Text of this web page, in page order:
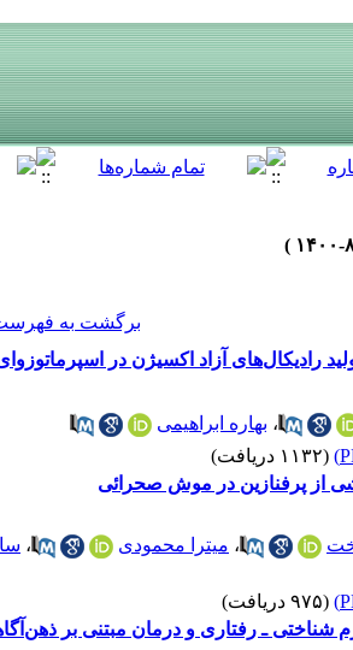
برگشت به
رادیکال‌های آزاد اکسیژن در
، بهاره ابراهیمی
(۱۱۳۲ دریافت)
از پرفنازین در موش صحرائی
، میترا محمودی ،
(۹۷۵ دریافت)
شناختی ـ رفتاری و درمان مبتنی بر